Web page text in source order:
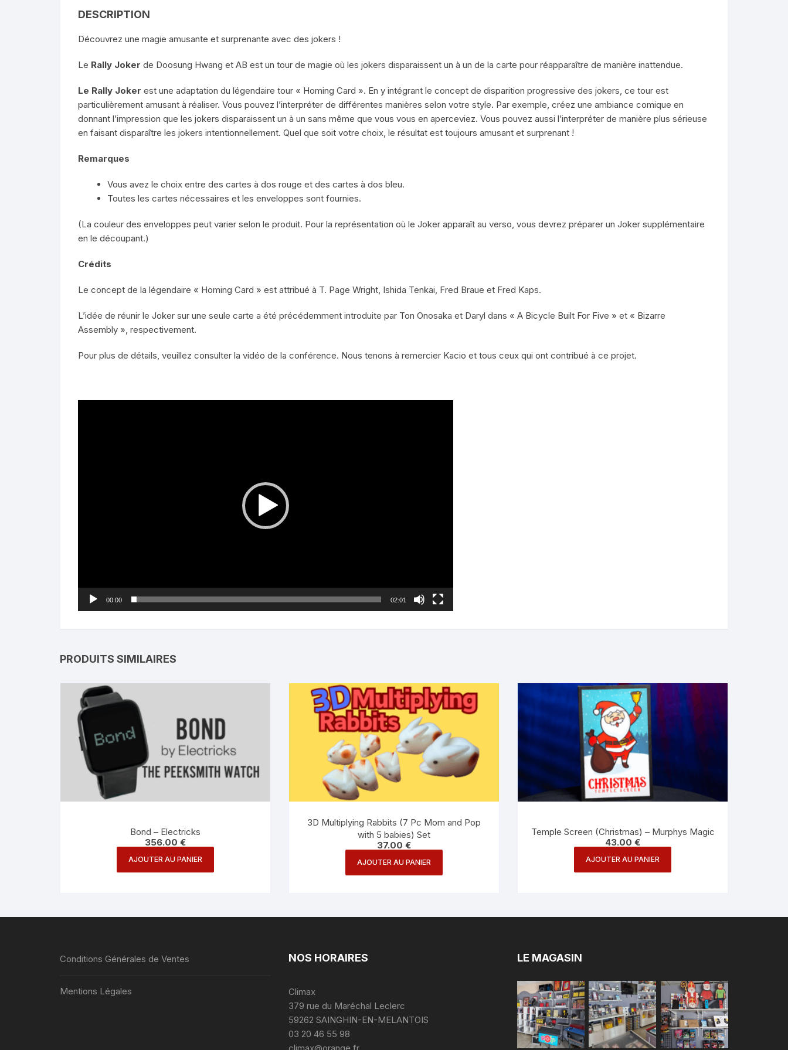
DESCRIPTION
Découvrez une magie amusante et surprenante avec des jokers !
Le Rally Joker de Doosung Hwang et AB est un tour de magie où les jokers disparaissent un à un de la carte pour réapparaître de manière inattendue.
Le Rally Joker est une adaptation du légendaire tour « Homing Card ». En y intégrant le concept de disparition progressive des jokers, ce tour est
particulièrement amusant à réaliser. Vous pouvez l’interpréter de différentes manières selon votre style. Par exemple, créez une ambiance comique en
donnant l’impression que les jokers disparaissent un à un sans même que vous vous en aperceviez. Vous pouvez aussi l’interpréter de manière plus sérieuse
en faisant disparaître les jokers intentionnellement. Quel que soit votre choix, le résultat est toujours amusant et surprenant !
Remarques
Vous avez le choix entre des cartes à dos rouge et des cartes à dos bleu.
Toutes les cartes nécessaires et les enveloppes sont fournies.
(La couleur des enveloppes peut varier selon le produit. Pour la représentation où le Joker apparaît au verso, vous devrez préparer un Joker supplémentaire
en le découpant.)
Crédits
Le concept de la légendaire « Homing Card » est attribué à T. Page Wright, Ishida Tenkai, Fred Braue et Fred Kaps.
L’idée de réunir le Joker sur une seule carte a été précédemment introduite par Ton Onosaka et Daryl dans « A Bicycle Built For Five » et « Bizarre
Assembly », respectivement.
Pour plus de détails, veuillez consulter la vidéo de la conférence. Nous tenons à remercier Kacio et tous ceux qui ont contribué à ce projet.
00:00 02:01
PRODUITS SIMILAIRES
Bond – Electricks
356.00 €
AJOUTER AU PANIER
3D Multiplying Rabbits (7 Pc Mom and Pop
with 5 babies) Set
37.00 €
AJOUTER AU PANIER
Temple Screen (Christmas) – Murphys Magic
43.00 €
AJOUTER AU PANIER
Conditions Générales de Ventes
Mentions Légales
NOS HORAIRES
Climax
379 rue du Maréchal Leclerc
59262 SAINGHIN-EN-MELANTOIS
03 20 46 55 98
LE MAGASIN